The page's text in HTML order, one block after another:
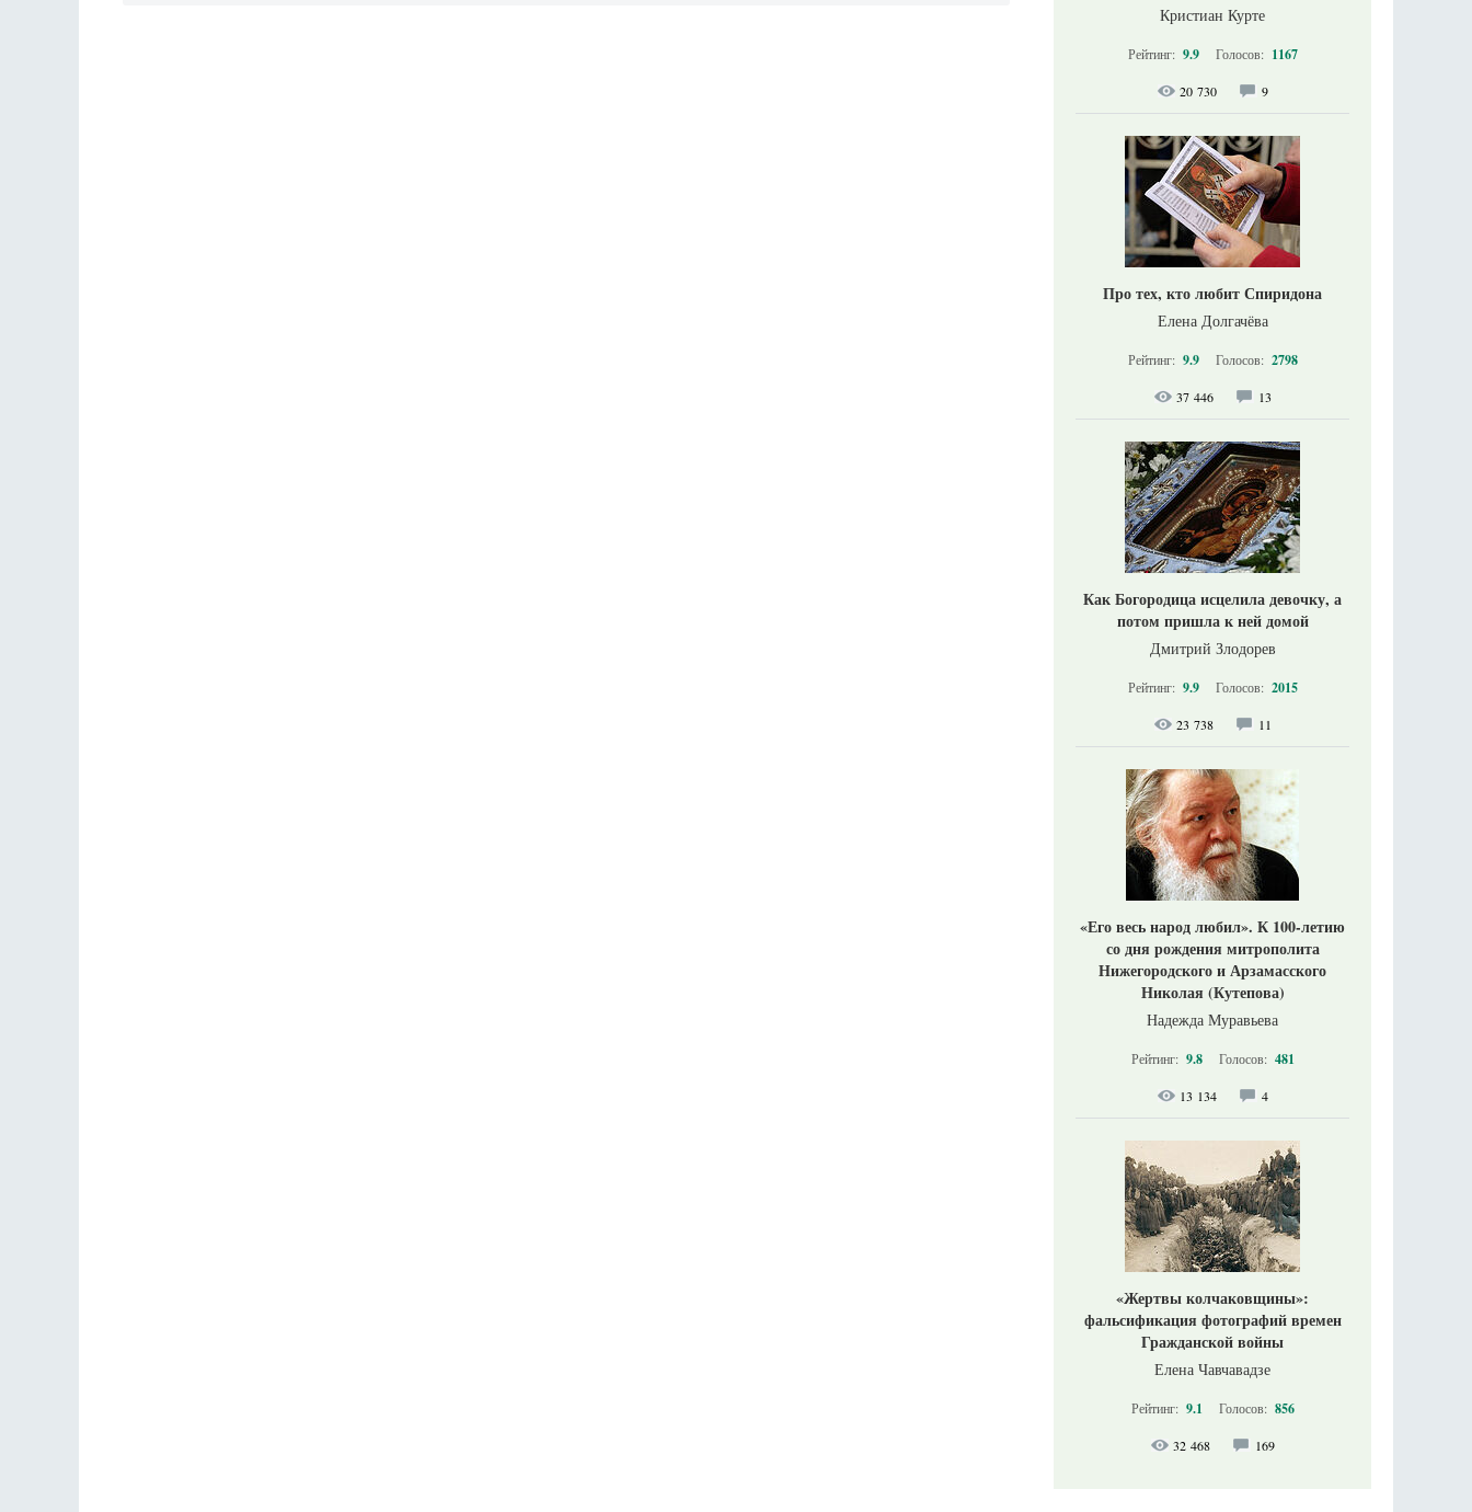
Кристиан Курте
Рейтинг: 9.9 Голосов: 1167
20 730 9
Про тех, кто любит Спиридона
Елена Долгачёва
Рейтинг: 9.9 Голосов: 2798
37 446 13
Как Богородица исцелила девочку, а
потом пришла к ней домой
Дмитрий Злодорев
Рейтинг: 9.9 Голосов: 2015
23 738 11
«Его весь народ любил». К 100-летию
со дня рождения митрополита
Нижегородского и Арзамасского
Николая (Кутепова)
Надежда Муравьева
Рейтинг: 9.8 Голосов: 481
13 134 4
«Жертвы колчаковщины»:
фальсификация фотографий времен
Гражданской войны
Елена Чавчавадзе
Рейтинг: 9.1 Голосов: 856
32 468 169